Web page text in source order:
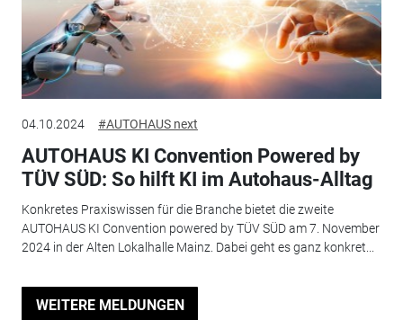
04.10.2024 #AUTOHAUS next
AUTOHAUS KI Convention Powered by
TÜV SÜD: So hilft KI im Autohaus-Alltag
Konkretes Praxiswissen für die Branche bietet die zweite
AUTOHAUS KI Convention powered by TÜV SÜD am 7. November
2024 in der Alten Lokalhalle Mainz. Dabei geht es ganz konkret...
WEITERE MELDUNGEN